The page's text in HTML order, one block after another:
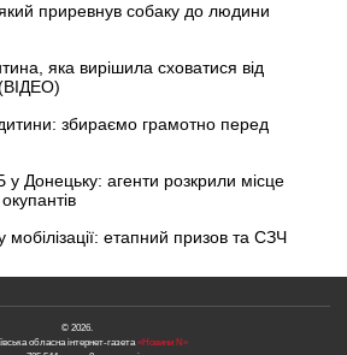
приревнув собаку до людини
яка вирішила сховатися від
збираємо грамотно перед
Донецьку: агенти розкрили місце
етапний призов та СЗЧ
© 2026.
обласна інтернет-газета«Новини N»